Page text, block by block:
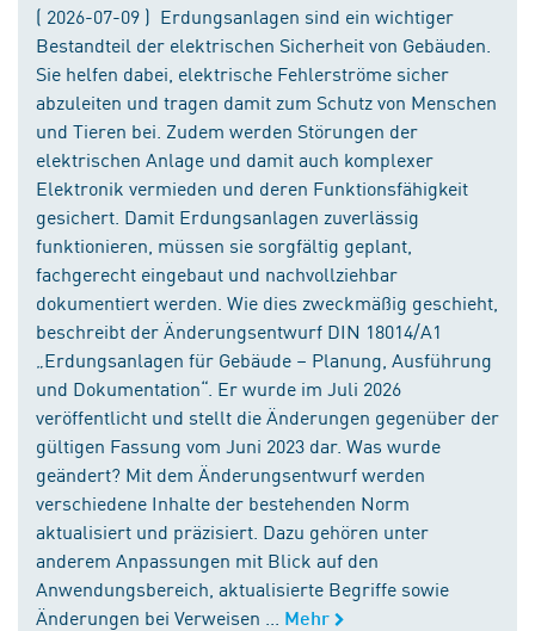
( 2026-07-09 ) Erdungsanlagen sind ein wichtiger
Bestandteil der elektrischen Sicherheit von Gebäuden.
Sie helfen dabei, elektrische Fehlerströme sicher
abzuleiten und tragen damit zum Schutz von Menschen
und Tieren bei. Zudem werden Störungen der
elektrischen Anlage und damit auch komplexer
Elektronik vermieden und deren Funktionsfähigkeit
gesichert. Damit Erdungsanlagen zuverlässig
funktionieren, müssen sie sorgfältig geplant,
fachgerecht eingebaut und nachvollziehbar
dokumentiert werden. Wie dies zweckmäßig geschieht,
beschreibt der Änderungsentwurf DIN 18014/A1
„Erdungsanlagen für Gebäude – Planung, Ausführung
und Dokumentation“. Er wurde im Juli 2026
veröffentlicht und stellt die Änderungen gegenüber der
gültigen Fassung vom Juni 2023 dar. Was wurde
geändert? Mit dem Änderungsentwurf werden
verschiedene Inhalte der bestehenden Norm
aktualisiert und präzisiert. Dazu gehören unter
anderem Anpassungen mit Blick auf den
Anwendungsbereich, aktualisierte Begriffe sowie
Änderungen bei Verweisen ...
Mehr